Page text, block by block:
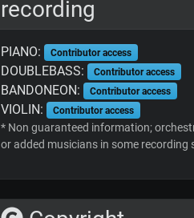
recording
PIANO: Contributor access
DOUBLEBASS: Contributor access
BANDONEON: Contributor access
VIOLIN: Contributor access
* Non guaranteed information;
or added musicians in some recording